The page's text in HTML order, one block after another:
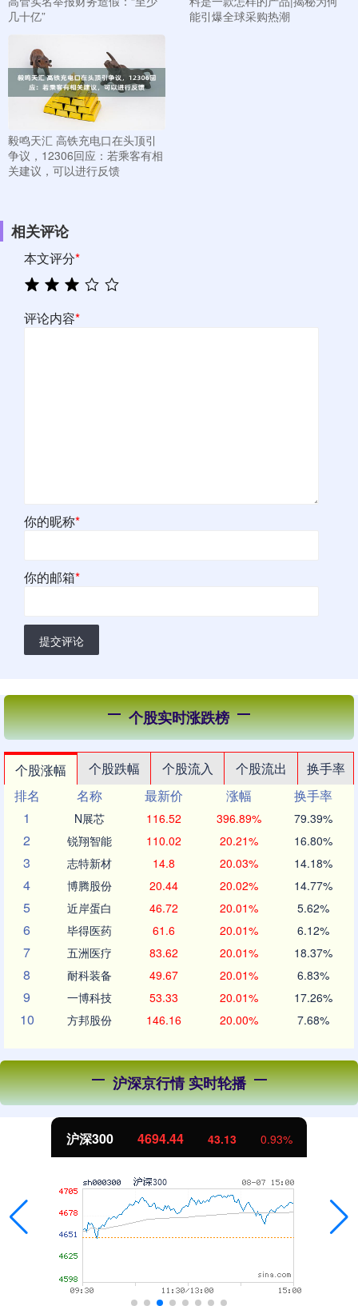
几十亿”
能引爆全球采购热潮
毅鸣天汇 高铁充电口在头顶引
争议，12306回应：若乘客有相
关建议，可以进行反馈
相关评论
本文评分*
评论内容*
你的昵称*
你的邮箱*
提交评论
个股实时涨跌榜
个股涨幅 个股跌幅 个股流入 个股流出
换手率
排名
名称 最新价 涨幅
换手率
1
N展芯 116.52 396.89% 79.39%
2 锐翔智能 110.02 20.21% 16.80%
3 志特新材 14.8 20.03% 14.18%
4 博腾股份 20.44 20.02% 14.77%
5 近岸蛋白 46.72 20.01% 5.62%
6 毕得医药 61.6 20.01% 6.12%
7 五洲医疗 83.62 20.01% 18.37%
8 耐科装备 49.67 20.01% 6.83%
9 一博科技 53.33 20.01% 17.26%
10 方邦股份 146.16 20.00% 7.68%
沪深京行情 实时轮播
沪深300 4694.44 43.13 0.93%